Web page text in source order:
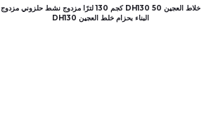
خلاط العجين DH130 50 كجم 130 لترًا مزدوج نشط حلزوني مزدوج
البناء بحزام خلط العجين DH130